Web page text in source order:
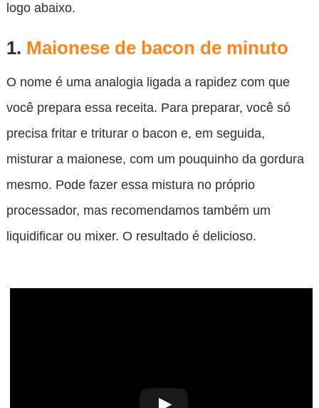
logo abaixo.
1. Maionese de bacon de minuto
O nome é uma analogia ligada a rapidez com que
você prepara essa receita. Para preparar, você só
precisa fritar e triturar o bacon e, em seguida,
misturar a maionese, com um pouquinho da gordura
mesmo. Pode fazer essa mistura no próprio
processador, mas recomendamos também um
liquidificar ou mixer. O resultado é delicioso.